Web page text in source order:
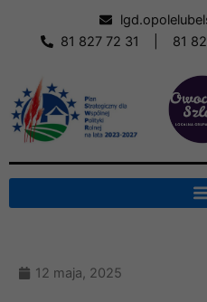
81 827 72 31
81
12 maja, 2025